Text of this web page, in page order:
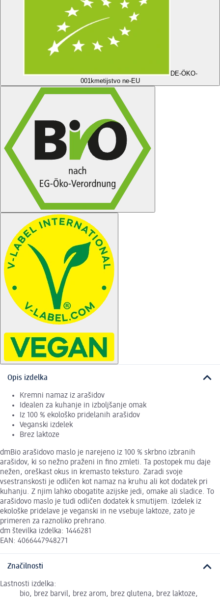
DE-ÖKO-
001kmetijstvo ne-EU
Opis izdelka
Kremni namaz iz arašidov
Idealen za kuhanje in izboljšanje omak
Iz 100 % ekološko pridelanih arašidov
Veganski izdelek
Brez laktoze
dmBio arašidovo maslo je narejeno iz 100 % skrbno izbranih
arašidov, ki so nežno praženi in fino zmleti. Ta postopek mu daje
nežen, oreškast okus in kremasto teksturo. Zaradi svoje
vsestranskosti je odličen kot namaz na kruhu ali kot dodatek pri
kuhanju. Z njim lahko obogatite azijske jedi, omake ali sladice. To
arašidovo maslo je tudi odličen dodatek k smutijem. Izdelek iz
ekološke pridelave je veganski in ne vsebuje laktoze, zato je
primeren za raznoliko prehrano.
dm številka izdelka: 1446281
EAN: 4066447948271
Značilnosti
Lastnosti izdelka:
bio, brez barvil, brez arom, brez glutena, brez laktoze,